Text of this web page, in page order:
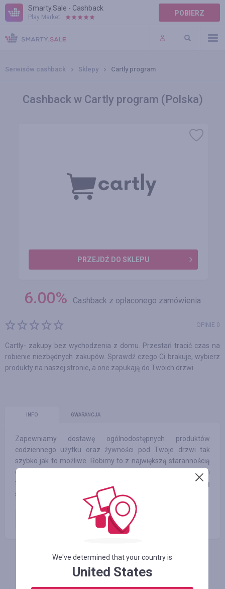
Smarty.Sale - Cashback
Play Market: POBIERZ
POMOC
WARUNKI
Serwisów cashback Sklepy Cartly program
Cashback w Cartly program (Polska)
PRZEJDŹ DO SKLEPU
6.00% Cashback z opłaconego zamówienia
OPINIE 0
Cartly- zakupy bez wychodzenia z domu. Przestań tracić czas na
robienie niezbędnych zakupów. Sprawdź czego Ci brakuje, wybierz
produkty na naszej stronie, a one zapukają do Twoich drzwi.
INFO GWARANCJA
Zapewniamy dostawę ogólnodostępnych produktów
codziennego użytku oraz żywności pod Twoje drzwi tak
szybko jak to możliwe. Robimy to z największą starannością
oraz przy użyciu selektywnie wybranych i poinformowanych
firm kurierskich tylko po to, aby zapewnić największą
satysfakcję z Twojego zamówienia.
Zamówienie opłacone
ZALOGUJ SIĘ, ŻEBY ZOSTAWIĆ OPINIĘ
We've determined that your country is
United States